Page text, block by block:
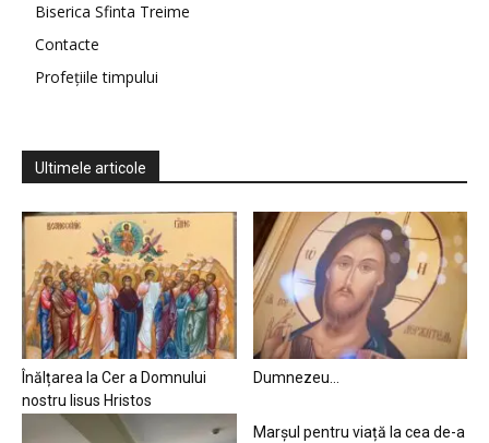
Biserica Sfinta Treime
Contacte
Profețiile timpului
Ultimele articole
Înălțarea la Cer a Domnului
nostru Iisus Hristos
Dumnezeu…
Marșul pentru viață la cea de-a